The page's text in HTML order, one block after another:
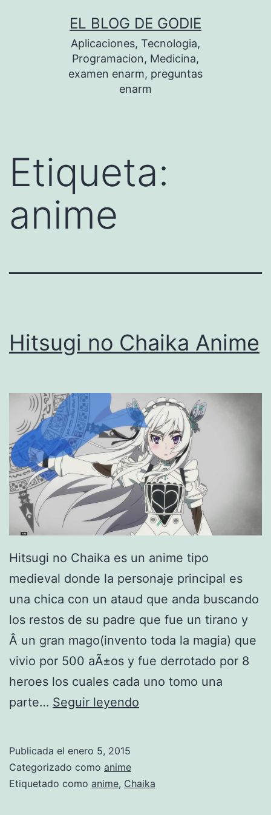
EL BLOG DE GODIE
Aplicaciones, Tecnologia,
Programacion, Medicina,
examen enarm, preguntas
enarm
Etiqueta:
anime
Hitsugi no Chaika Anime
Hitsugi no Chaika es un anime tipo
medieval donde la personaje principal es
una chica con un ataud que anda buscando
los restos de su padre que fue un tirano y
Â un gran mago(invento toda la magia) que
vivio por 500 aÃ±os y fue derrotado por 8
heroes los cuales cada uno tomo una
parte… Seguir leyendo
u
Publicada el enero 5, 2015
Categorizado como anime
Etiquetado como anime, Chaika